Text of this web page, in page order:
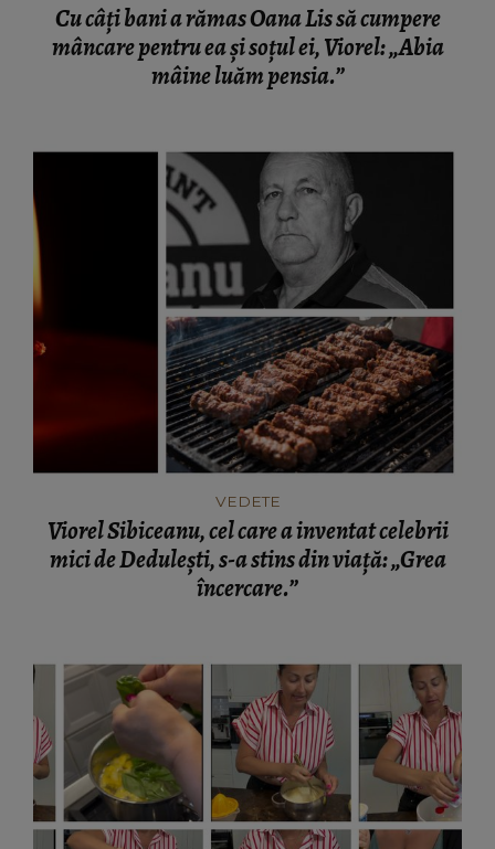
Cu câți bani a rămas Oana Lis să cumpere
mâncare pentru ea și soțul ei, Viorel: „Abia
mâine luăm pensia.”
VEDETE
Viorel Sibiceanu, cel care a inventat celebrii
mici de Dedulești, s-a stins din viață: „Grea
încercare.”